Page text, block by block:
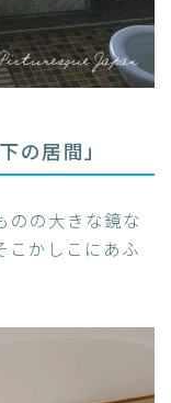
の居間」
のの大きな鏡な
こかしこにあふ